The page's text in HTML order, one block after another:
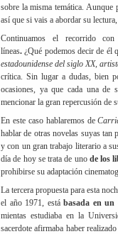
sobre la misma temática. Aunque
así que si vais a abordar su
Continuamos el recorrido
líneas. ¿Qué podemos decir de él
estadounidense del siglo XX,
crítica. Sin lugar a dudas, bien
ocasiones, ya que cada una de
mencionar la gran repercusión de
En este caso hablaremos de
hablar de otras novelas suyas tan
y con un gran trabajo literario a
día de hoy se trata de uno de los
prohibirse su adaptación
La tercera propuesta para esta
el año 1971, está basada en un
mientas estudiaba en la
sacerdote afirmaba haber